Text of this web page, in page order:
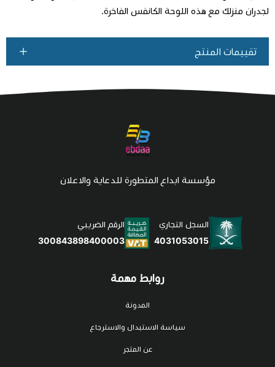
لجدران منزلك مع هذه اللوحة الكانفس الفاخرة.
تقييمات المنتج
روابط مهمة
المدونة
سياسة الاستبدال والاسترجاع
عن المتجر
مؤسسة ابداع المتطورة للدعاية والاعلان
السجل التجاري
4031053015
الرقم الضريبي
300843898400003